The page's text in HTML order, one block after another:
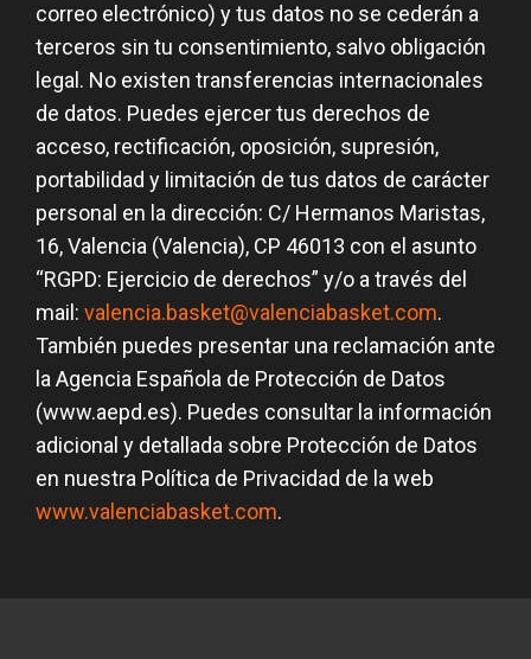
correo electrónico) y tus datos no se cederán a
terceros sin tu consentimiento, salvo obligación
legal. No existen transferencias internacionales
de datos. Puedes ejercer tus derechos de
acceso, rectificación, oposición, supresión,
portabilidad y limitación de tus datos de carácter
personal en la dirección: C/ Hermanos Maristas,
16, Valencia (Valencia), CP 46013 con el asunto
“RGPD: Ejercicio de derechos” y/o a través del
mail: valencia.basket@valenciabasket.com.
También puedes presentar una reclamación ante
la Agencia Española de Protección de Datos
(www.aepd.es). Puedes consultar la información
adicional y detallada sobre Protección de Datos
en nuestra Política de Privacidad de la web
www.valenciabasket.com.